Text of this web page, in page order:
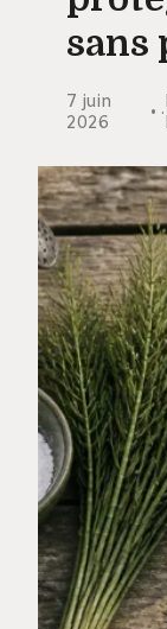
sans
7 juin
2026
·